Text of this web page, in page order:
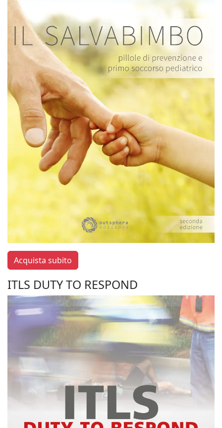
Acquista subito
ITLS DUTY TO RESPOND